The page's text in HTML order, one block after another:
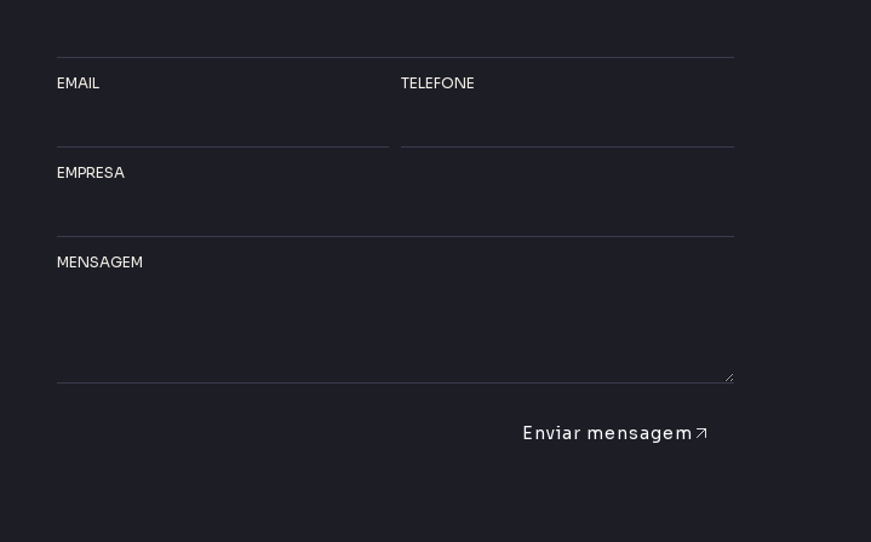
EMAIL TELEFONE
EMPRESA
MENSAGEM
Enviar mensagem